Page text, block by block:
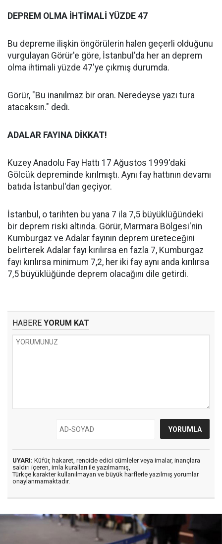
DEPREM OLMA İHTİMALİ YÜZDE 47
Bu depreme ilişkin öngörülerin halen geçerli olduğunu
vurgulayan Görür'e göre, İstanbul'da her an deprem
olma ihtimali yüzde 47'ye çıkmış durumda.
Görür, "Bu inanılmaz bir oran. Neredeyse yazı tura
atacaksın." dedi.
ADALAR FAYINA DİKKAT!
Kuzey Anadolu Fay Hattı 17 Ağustos 1999'daki
Gölcük depreminde kırılmıştı. Aynı fay hattının devamı
batıda İstanbul'dan geçiyor.
İstanbul, o tarihten bu yana 7 ila 7,5 büyüklüğündeki
bir deprem riski altında. Görür, Marmara Bölgesi'nin
Kumburgaz ve Adalar fayının deprem üreteceğini
belirterek Adalar fayı kırılırsa en fazla 7, Kumburgaz
fayı kırılırsa minimum 7,2, her iki fay aynı anda kırılırsa
7,5 büyüklüğünde deprem olacağını dile getirdi.
HABERE YORUM KAT
UYARI: Küfür, hakaret, rencide edici cümleler veya imalar, inançlara
saldırı içeren, imla kuralları ile yazılmamış,
Türkçe karakter kullanılmayan ve büyük harflerle yazılmış yorumlar
onaylanmamaktadır.